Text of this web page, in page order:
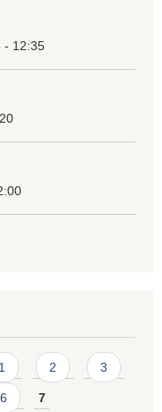
- 12:35
1 2 3
6 7